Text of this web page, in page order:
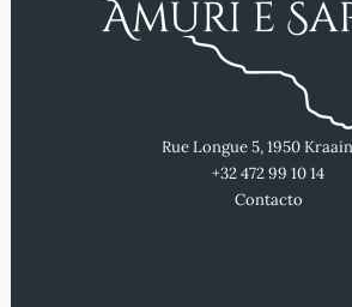
Rue Longue 5, 1950
+32 472 99 10 14
Contacto